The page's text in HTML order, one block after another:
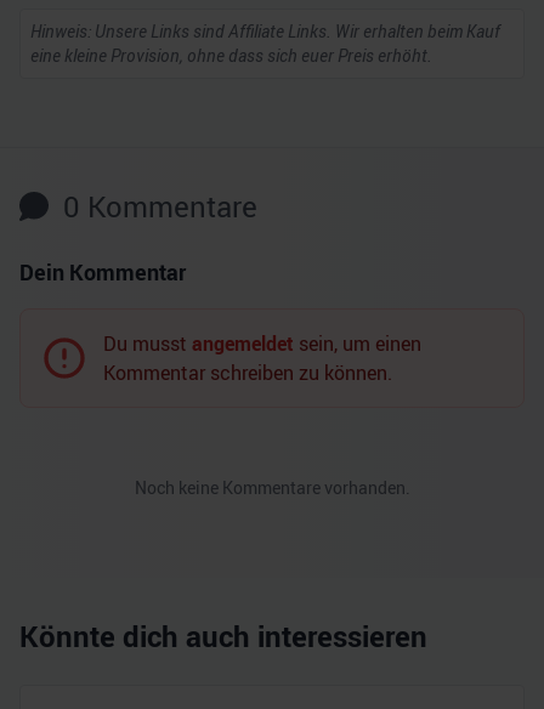
Hinweis: Unsere Links sind Affiliate Links. Wir erhalten beim Kauf
eine kleine Provision, ohne dass sich euer Preis erhöht.
0 Kommentare
Dein Kommentar
Du musst angemeldet sein, um einen
Kommentar schreiben zu können.
Noch keine Kommentare vorhanden.
Könnte dich auch interessieren